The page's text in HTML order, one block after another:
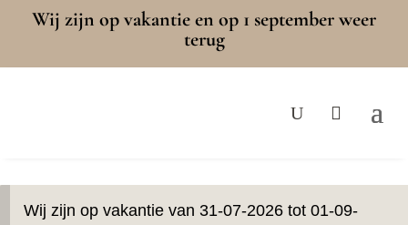
Wij zijn op vakantie en op 1 september weer
terug
Wij zijn op vakantie van 31-07-2026 tot 01-09-